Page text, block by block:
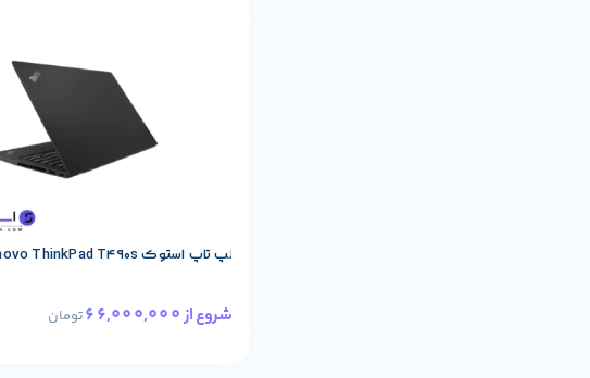
لپ تاپ استوک Lenovo ThinkPad T490s پردازنده i7
شروع از66,000,000 تومان